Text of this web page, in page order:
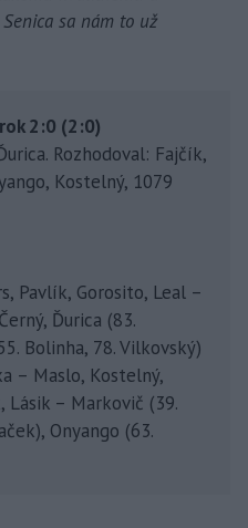
sa nám to už
2:0 (2:0)
Rozhodoval: Fajčík,
Kostelný, 1079
Pavlík, Gorosito, Leal –
Ďurica (83.
Bolinha, 78. Vilkovský)
– Maslo, Kostelný,
Lásik – Markovič (39.
Onyango (63.